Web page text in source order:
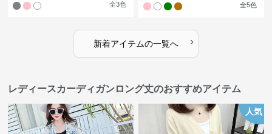
全3色 全5色
新着アイテムの一覧へ ›
レディースカーディガンロング丈のおすすめアイテム
人気